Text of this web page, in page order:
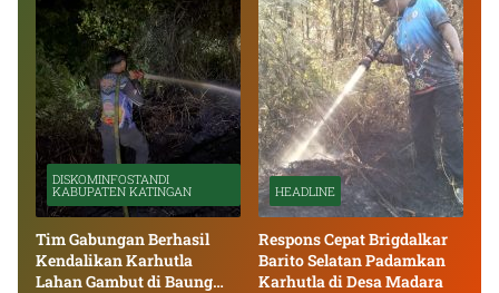
DISKOMINFOSTANDI
KABUPATEN KATINGAN
Tim Gabungan Berhasil
Kendalikan Karhutla
Lahan Gambut di Baung
HEADLINE
Respons Cepat Brigdalkar
Barito Selatan Padamkan
Karhutla di Desa Madara